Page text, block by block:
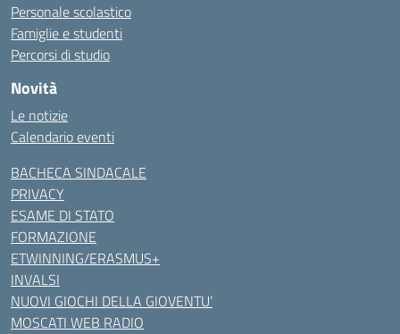
Personale scolastico
Famiglie e studenti
Percorsi di studio
Novità
Le notizie
Calendario eventi
BACHECA SINDACALE
PRIVACY
ESAME DI STATO
FORMAZIONE
ETWINNING/ERASMUS+
INVALSI
NUOVI GIOCHI DELLA GIOVENTU’
MOSCATI WEB RADIO